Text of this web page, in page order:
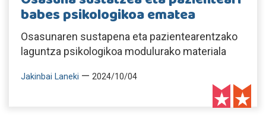
babes psikologikoa ematea
Osasunaren sustapena eta pazientearentzako
laguntza psikologikoa modulurako materiala
Jakinbai Laneki — 2024/10/04